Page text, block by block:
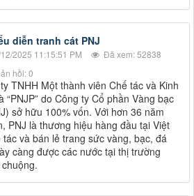
diễn tranh cát PNJ
2025 11:15:51 PM
Đã xem: 52838
hồi: 0
TNHH Một thành viên Chế tác và Kinh
“PNJP” do Công ty Cổ phần Vàng bạc
sở hữu 100% vốn. Với hơn 36 năm
PNJ là thương hiệu hàng đầu tại Việt
và bán lẻ trang sức vàng, bạc, đá
càng được các nước tại thị trường